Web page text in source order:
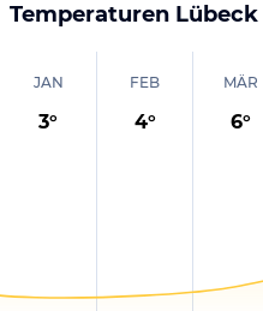
Temperaturen Lübeck
JAN
3°
FEB
4°
MÄR
6°